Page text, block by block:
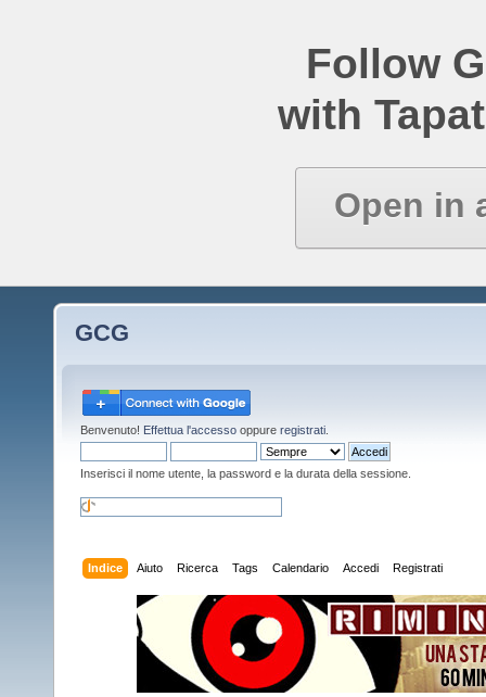
Follow
with
Open in
GCG
Benvenuto! Effettua l'accesso oppure registrati
Inserisci il nome utente, la password e la durata della sessione.
Indice Aiuto Ricerca Tags Calendario Accedi Registrati